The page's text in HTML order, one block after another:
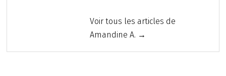
Voir tous les articles de
Amandine A. →